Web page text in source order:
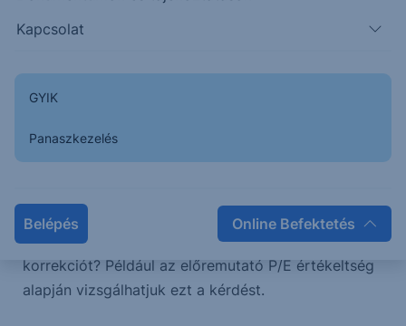
Kapcsolat
GYIK
Panaszkezelés
Belépés Online Befektetés
Persze nyilván felmerül, hogy mennyire drága az
adott index, mennyire kell komolyan venni ezt a
korrekciót? Például az előremutató P/E értékeltség
alapján vizsgálhatjuk ezt a kérdést.